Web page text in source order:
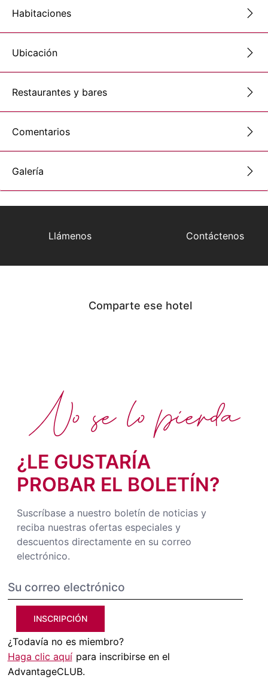
Habitaciones
Ubicación
Restaurantes y bares
Comentarios
Galería
Llámenos Contáctenos
Comparte ese hotel
¿LE GUSTARÍA
PROBAR EL BOLETÍN?
Suscríbase a nuestro boletín de noticias y
reciba nuestras ofertas especiales y
descuentos directamente en su correo
electrónico.
INSCRIPCIÓN
¿Todavía no es miembro?
Haga clic aquí para inscribirse en el
AdvantageCLUB.
No se lo pierda